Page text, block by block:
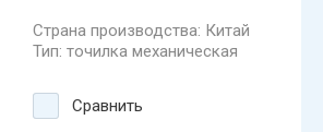
Страна производства: Китай
Тип: точилка механическая
Сравнить